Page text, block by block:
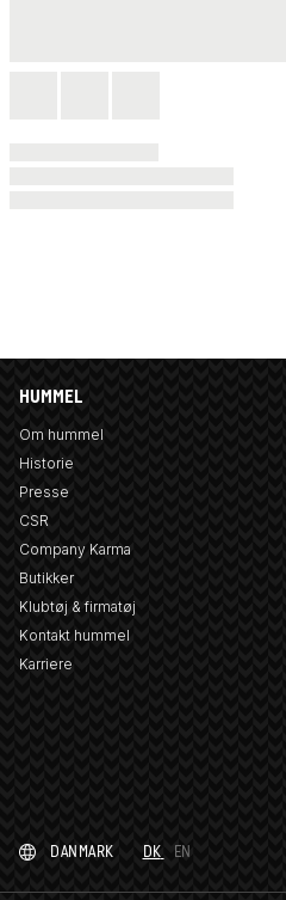
HUMMEL
Om hummel
Historie
Presse
CSR
Company Karma
Butikker
Klubtøj & firmatøj
Kontakt hummel
Karriere
DANMARK DK EN